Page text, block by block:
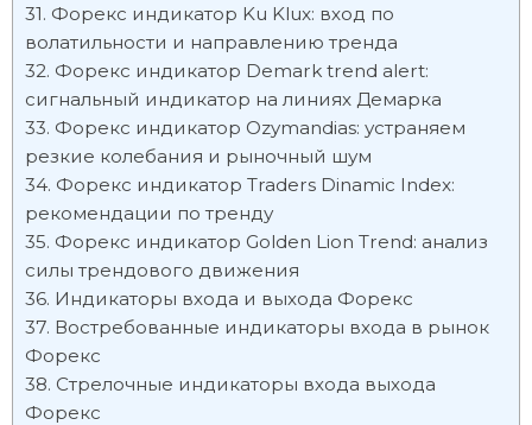
Форекс индикатор Ku Klux: вход по
волатильности и направлению тренда
Форекс индикатор Demark trend alert:
сигнальный индикатор на линиях Демарка
Форекс индикатор Ozymandias: устраняем
резкие колебания и рыночный шум
Форекс индикатор Traders Dinamic Index:
рекомендации по тренду
Форекс индикатор Golden Lion Trend: анализ
силы трендового движения
Индикаторы входа и выхода Форекс
Востребованные индикаторы входа в рынок
Форекс
Стрелочные индикаторы входа выхода
Форекс